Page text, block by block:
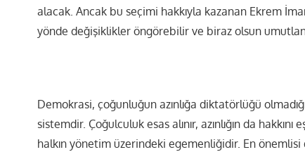
alacak. Ancak bu seçimi hakkıyla kazanan Ekrem
yönde değişiklikler öngörebilir ve biraz olsun
Demokrasi, çoğunluğun azınlığa diktatörlüğü
sistemdir. Çoğulculuk esas alınır, azınlığın da
halkın yönetim üzerindeki egemenliğidir. En